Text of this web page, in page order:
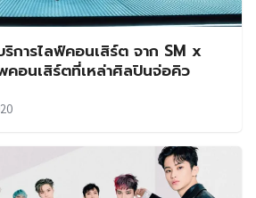
ริการไลฟ์คอนเสิร์ต จาก SM x
คอนเสิร์ตที่เหล่าศิลปินจ่อคิว